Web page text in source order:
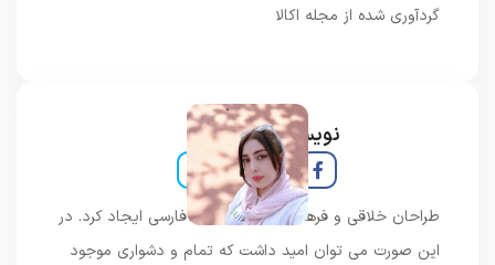
گردآوری شده از مجله اکالا
نویسنده و خبرنگار
طراحان خلاقی و فرهنگ پیشرو در زبان فارسی ایجاد کرد. در
این صورت می توان امید داشت که تمام و دشواری موجود